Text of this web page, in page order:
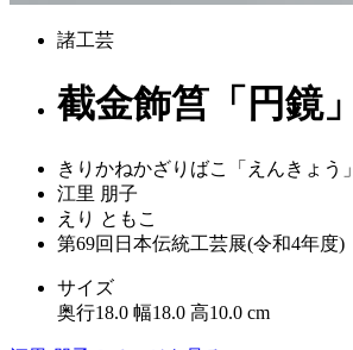
諸工芸
截金飾筥「円鏡」
きりかねかざりばこ「えんきょう」
江里 朋子
えり ともこ
第69回日本伝統工芸展(令和4年度)
サイズ
奥行18.0 幅18.0 高10.0 cm